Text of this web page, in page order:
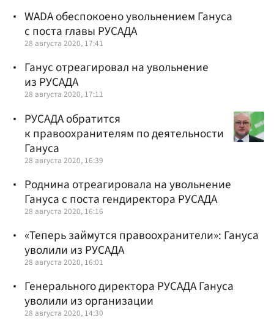
WADA обеспокоено увольнением Гануса
с поста главы РУСАДА
28 августа 2020, 17:41
Ганус отреагировал на увольнение
из РУСАДА
28 августа 2020, 17:11
РУСАДА обратится
к правоохранителям по деятельности
Гануса
28 августа 2020, 16:39
Роднина отреагировала на увольнение
Гануса с поста гендиректора РУСАДА
28 августа 2020, 16:16
«Теперь займутся правоохранители»: Гануса
уволили из РУСАДА
28 августа 2020, 16:01
Генерального директора РУСАДА Гануса
уволили из организации
28 августа 2020, 14:30